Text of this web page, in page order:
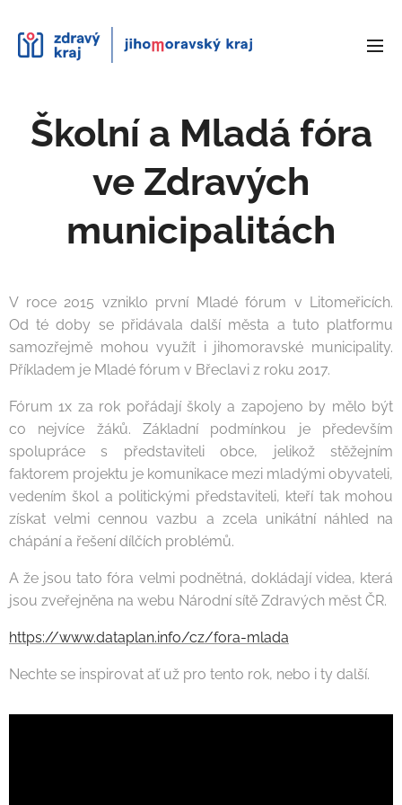
Školní a Mladá fóra
ve Zdravých
municipalitách
V roce 2015 vzniklo první Mladé fórum v Litomeřicích.
Od té doby se přidávala další města a tuto platformu
samozřejmě mohou využít i jihomoravské municipality.
Příkladem je Mladé fórum v Břeclavi z roku 2017.
Fórum 1x za rok pořádají školy a zapojeno by mělo být
co nejvíce žáků. Základní podmínkou je především
spolupráce s představiteli obce, jelikož stěžejním
faktorem projektu je komunikace mezi mladými obyvateli,
vedením škol a politickými představiteli, kteří tak mohou
získat velmi cennou vazbu a zcela unikátní náhled na
chápání a řešení dílčích problémů.
A že jsou tato fóra velmi podnětná, dokládají videa, která
jsou zveřejněna na webu Národní sítě Zdravých měst ČR.
https://www.dataplan.info/cz/fora-mlada
Nechte se inspirovat ať už pro tento rok, nebo i ty další.